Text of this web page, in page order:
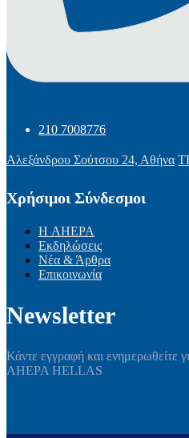
210 7008776
Αλεξάνδρου Σούτσου 24, Αθήνα
Χρήσιμοι Σύνδεσμοι
Η AHEPA
Εκδηλώσεις
Νέα & Άρθρα
Επικοινωνία
Newsletter
Κάντε εγγραφή και ενημερωθείτε
AHEPA HELLAS